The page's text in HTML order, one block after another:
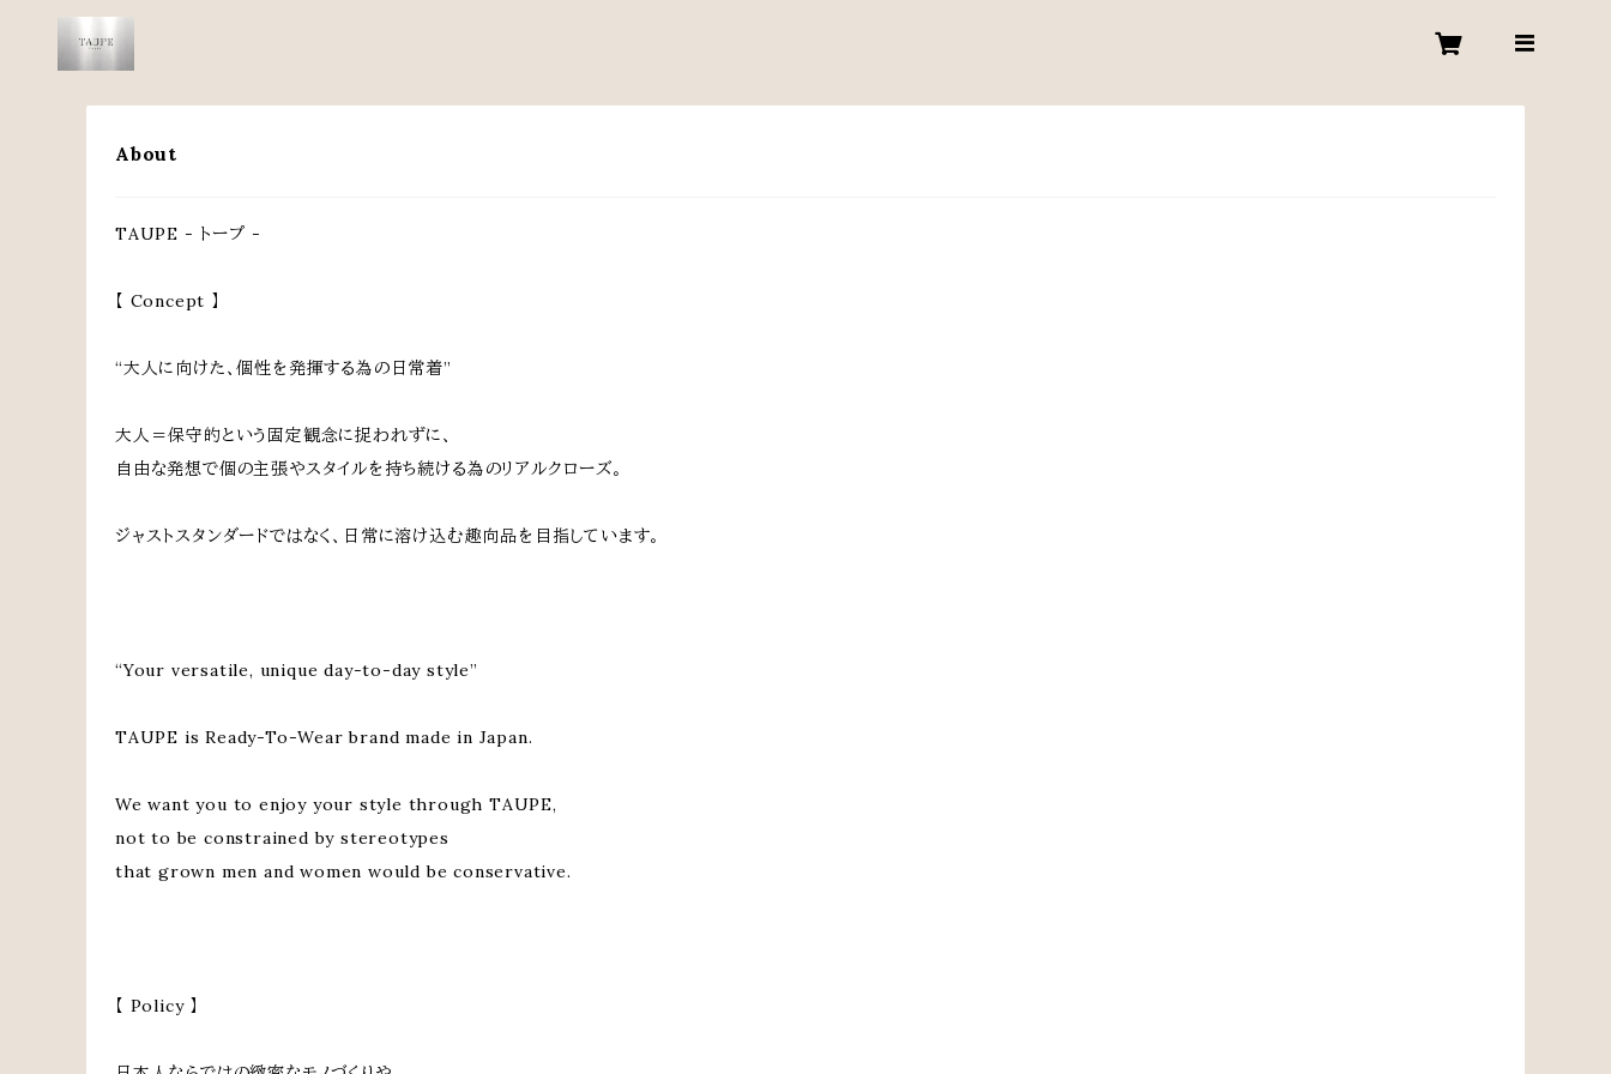
About
TAUPE - トープ -
【 Concept 】
“大人に向けた、個性を発揮する為の日常着”
大人＝保守的という固定観念に捉われずに、
自由な発想で個の主張やスタイルを持ち続ける為のリアルクローズ。
ジャストスタンダードではなく、日常に溶け込む趣向品を目指しています。
“Your versatile, unique day-to-day style”
TAUPE is Ready-To-Wear brand made in Japan.
We want you to enjoy your style through TAUPE,
not to be constrained by stereotypes
that grown men and women would be conservative.
【 Policy 】